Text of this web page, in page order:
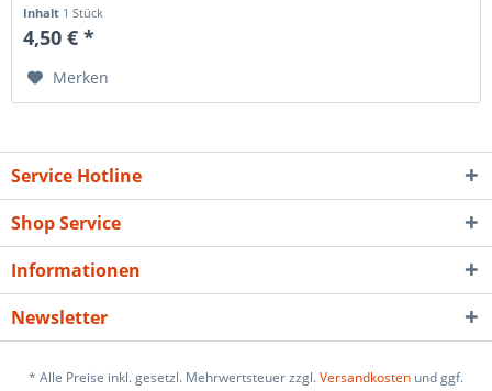
Inhalt 1 Stück
4,50 € *
Merken
Service Hotline
Shop Service
Informationen
Newsletter
* Alle Preise inkl. gesetzl. Mehrwertsteuer zzgl.Versandkosten und ggf.